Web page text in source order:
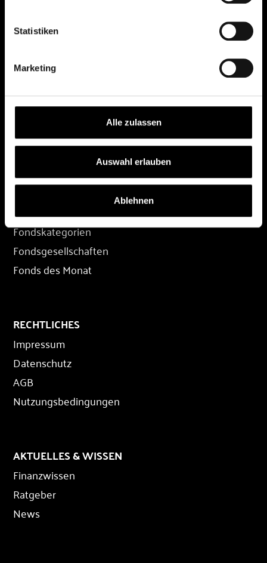
Statistiken
Marketing
Alle zulassen
Auswahl erlauben
Ablehnen
DEPOT
Depot übertragen
Depot-Login
FONDS
Fondssuche
Fondskategorien
Fondsgesellschaften
Fonds des Monat
RECHTLICHES
Impressum
Datenschutz
AGB
Nutzungsbedingungen
AKTUELLES & WISSEN
Finanzwissen
Ratgeber
News